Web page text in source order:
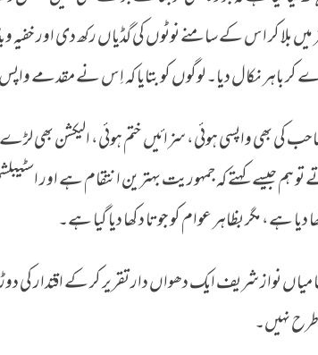
بلا کر اس کے سامنے نوٹوں کی گڈیاں رکھ دی اور
باہر نکال دیا۔ لوگوں کو بتایا کہ اِس نے مقدمے
کی بھی واپسی ہوئی، سزائیں ختم ہوئی، الیکشن بھی
ہم جیسے کہتے کہ جمہوریت بہترین انتقام ہے اور
دیا ہے، مگر بظاہر عوام کو جوتا دکھا دیا گیا ہے۔
میاں نواز شریف ایک دھواں دار تقریر کر کے اقتدار
نہیں۔